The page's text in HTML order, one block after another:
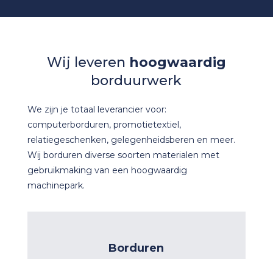
Wij leveren hoogwaardig
borduurwerk
We zijn je totaal leverancier voor:
computerborduren, promotietextiel,
relatiegeschenken, gelegenheidsberen en meer.
Wij borduren diverse soorten materialen met
gebruikmaking van een hoogwaardig
machinepark.
Borduren